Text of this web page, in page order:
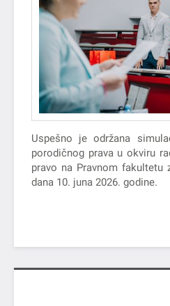
Uspešno je održana
porodičnog prava u okviru
pravo na Pravnom fakultetu
dana 10. juna 2026. godine.